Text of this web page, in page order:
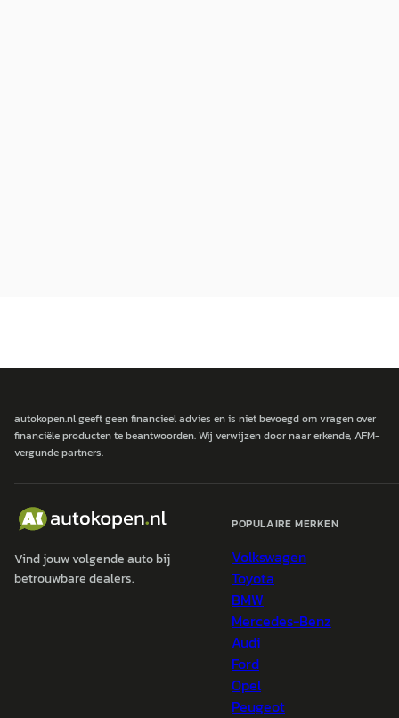
autokopen.nl geeft geen financieel advies en is niet bevoegd om vragen over
financiële producten te beantwoorden. Wij verwijzen door naar erkende, AFM-
vergunde partners.
Vind jouw volgende auto bij
betrouwbare dealers.
POPULAIRE MERKEN
Volkswagen
Toyota
BMW
Mercedes-Benz
Audi
Ford
Opel
Peugeot